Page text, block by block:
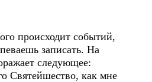
происходит событий,
записать. На
следующее:
Святейшество, как мне